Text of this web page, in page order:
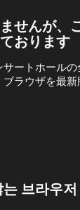
せんが、
おります
サートホール
ラウザを最
브라우